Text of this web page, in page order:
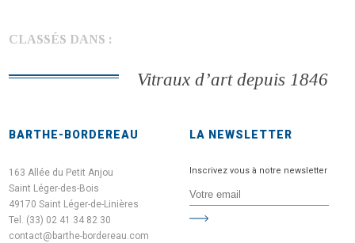
CLASSÉS DANS :
Vitraux d’art depuis 1846
BARTHE-BORDEREAU
163 Allée du Petit Anjou
Saint Léger-des-Bois
49170 Saint Léger-de-Linières
Tel. (33) 02 41 34 82 30
contact@barthe-bordereau.com
LA NEWSLETTER
Inscrivez vous à notre newsletter